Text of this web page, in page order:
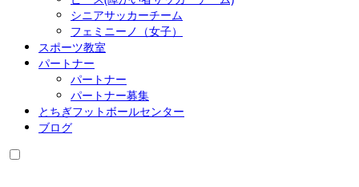
シニアサッカーチーム
フェミニーノ（女子）
スポーツ教室
パートナー
パートナー
パートナー募集
とちぎフットボールセンター
ブログ